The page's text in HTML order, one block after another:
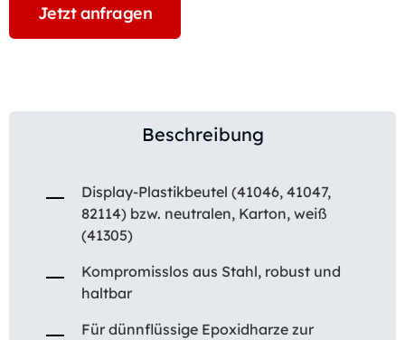
Jetzt anfragen
Beschreibung
Display-Plastikbeutel (41046, 41047,
82114) bzw. neutralen, Karton, weiß
(41305)
Kompromisslos aus Stahl, robust und
haltbar
Für dünnflüssige Epoxidharze zur